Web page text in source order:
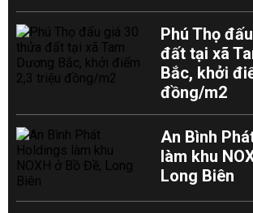
Phú Thọ
đất tại xã
Bắc, khởi
đồng/m2
An Bình
làm khu
Long Biên